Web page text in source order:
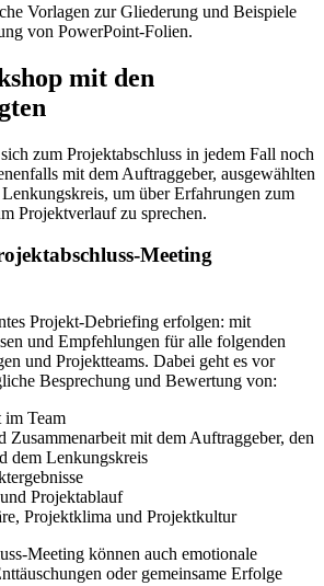
Vorlagen zur Gliederung und Beispiele
von PowerPoint-Folien.
mit den
zum Projektabschluss in jedem Fall noch
mit dem Auftraggeber, ausgewählten
um über Erfahrungen zum
Projektverlauf zu sprechen.
Meeting
Projekt-Debriefing erfolgen: mit
und Empfehlungen für alle folgenden
und Projektteams. Dabei geht es vor
Besprechung und Bewertung von:
im Team
Zusammenarbeit mit dem Auftraggeber, den
dem Lenkungskreis
Projektablauf
Projektklima und Projektkultur
Meeting können auch emotionale
oder gemeinsame Erfolge